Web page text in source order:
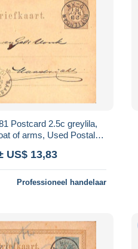
of arms, Used Postal
US$ 13,83
Professioneel handelaar